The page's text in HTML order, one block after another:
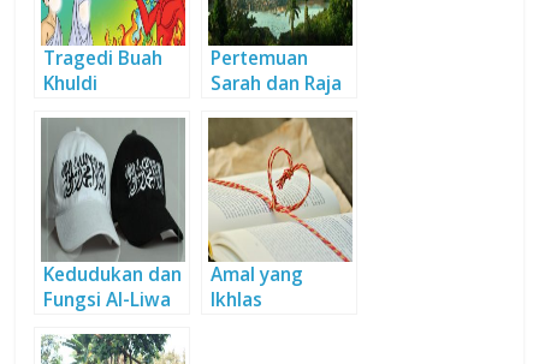
Tragedi Buah
Khuldi
Pertemuan
Sarah dan Raja
dan Salat
Pengurai
Masalah
Bertabur
Berkah
Kedudukan dan
Fungsi Al-Liwa
(Bagian 2)
Amal yang
Ikhlas